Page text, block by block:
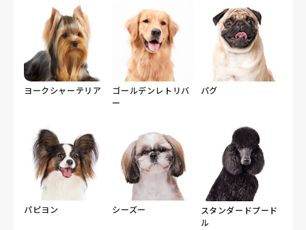
ヨークシャーテリア
ゴールデンレトリバ
ー
パグ
パピヨン シーズー
スタンダードプード
ル